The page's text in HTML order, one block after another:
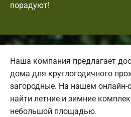
порадуют!
Наша компания предлагает
дома для круглогодичного
загородные. На нашем онлайн-
найти летние и зимние
небольшой площадью.